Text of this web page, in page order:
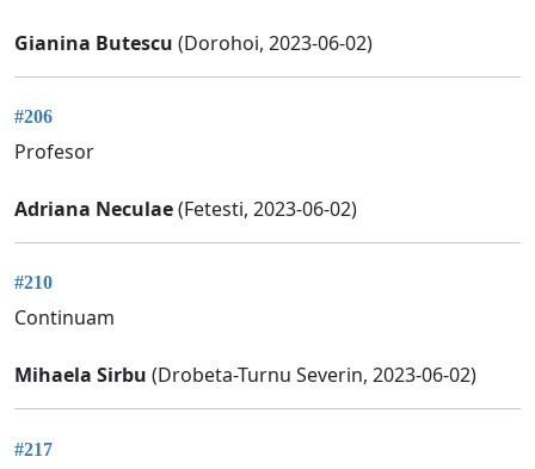
Gianina Butescu (Dorohoi, 2023-06-02)
#206
Profesor
Adriana Neculae(Fetesti, 2023-06-02)
#210
Continuam
Mihaela Sirbu (Drobeta-Turnu Severin, 2023-06-02)
#217